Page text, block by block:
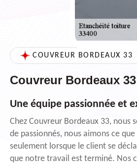
COUVREUR BORDEAUX 33
Couvreur Bordeaux 33
Une équipe passionnée et
Chez Couvreur Bordeaux 33, nous
de passionnés, nous aimons ce
seulement lorsque le client se
que notre travail est terminé. Nos